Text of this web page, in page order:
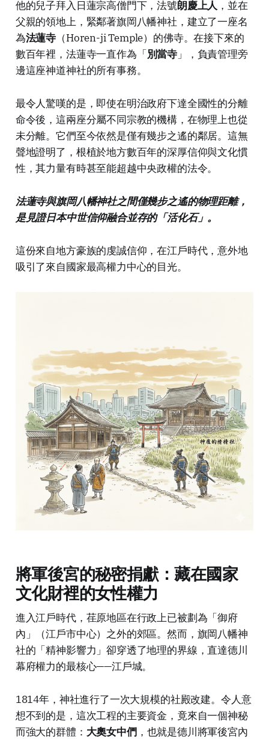
他的兒子拜入日蓮宗高僧門下，法號朗慶上人 ，並在
父親的領地上，緊鄰著旗岡八幡神社，建立了一座名
為法蓮寺 （Horen-ji Temple）的佛寺。在接下來的
數百年裡，法蓮寺一直作為「別當寺 」，負責管理旁
邊這座神道神社的所有事務。
最令人驚嘆的是，即使在明治政府下達全國性的分離
命令後，這兩座分屬不同宗教的機構，在物理上也從
未分離。它們至今依然是僅有幾步之遙的鄰居。這無
聲地證明了，根植於地方數百年的深厚信仰與文化慣
性，其力量有時甚至能超越中央政權的法令。
法蓮寺與旗岡八幡神社之間僅幾步之遙的物理距離，
是見證日本中世信仰融合並存的「活化石」。
這份來自地方豪族的虔誠信仰，在江戶時代，意外地
吸引了來自國家最高權力中心的目光。
將軍後宮的秘密捐獻：藏在國家
文化財裡的女性權力
進入江戶時代，荏原地區在行政上已被劃為「御府
內」（江戶市中心）之外的郊區。然而，旗岡八幡神
社的「精神影響力」卻穿透了地理的界線，直達德川
幕府權力的最核心——江戶城。
1814年，神社進行了一次大規模的社殿改建。令人意
想不到的是，這次工程的主要資金，竟來自一個神秘
而強大的群體： 大奧女中們，也就是德川將軍後宮內